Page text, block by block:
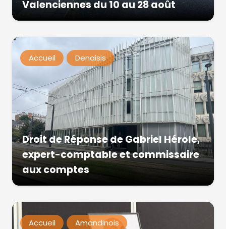
Valenciennes du 10 au 28 août
Accueil Denaisis
Droit de Réponse de Gabriel Hérole,
expert-comptable et commissaire
aux comptes
Accueil Amandinois